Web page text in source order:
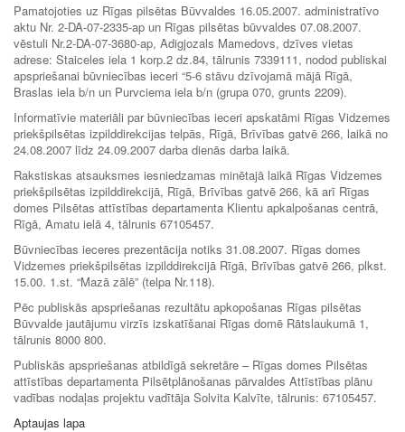
Pamatojoties uz Rīgas pilsētas Būvvaldes 16.05.2007. administratīvo
aktu Nr. 2-DA-07-2335-ap un Rīgas pilsētas būvvaldes 07.08.2007.
vēstuli Nr.2-DA-07-3680-ap, Adigjozals Mamedovs, dzīves vietas
adrese: Staiceles iela 1 korp.2 dz.84, tālrunis 7339111, nodod publiskai
apspriešanai būvniecības ieceri “5-6 stāvu dzīvojamā mājā Rīgā,
Braslas iela b/n un Purvciema iela b/n (grupa 070, grunts 2209).
Informatīvie materiāli par būvniecības ieceri apskatāmi Rīgas Vidzemes
priekšpilsētas izpilddirekcijas telpās, Rīgā, Brīvības gatvē 266, laikā no
24.08.2007 līdz 24.09.2007 darba dienās darba laikā.
Rakstiskas atsauksmes iesniedzamas minētajā laikā Rīgas Vidzemes
priekšpilsētas izpilddirekcijā, Rīgā, Brīvības gatvē 266, kā arī Rīgas
domes Pilsētas attīstības departamenta Klientu apkalpošanas centrā,
Rīgā, Amatu ielā 4, tālrunis 67105457.
Būvniecības ieceres prezentācija notiks 31.08.2007. Rīgas domes
Vidzemes priekšpilsētas izpilddirekcijā Rīgā, Brīvības gatvē 266, plkst.
15.00. 1.st. “Mazā zālē” (telpa Nr.118).
Pēc publiskās apspriešanas rezultātu apkopošanas Rīgas pilsētas
Būvvalde jautājumu virzīs izskatīšanai Rīgas domē Rātslaukumā 1,
tālrunis 8000 800.
Publiskās apspriešanas atbildīgā sekretāre – Rīgas domes Pilsētas
attīstības departamenta Pilsētplānošanas pārvaldes Attīstības plānu
vadības nodaļas projektu vadītāja Solvita Kalvīte, tālrunis: 67105457.
Aptaujas lapa